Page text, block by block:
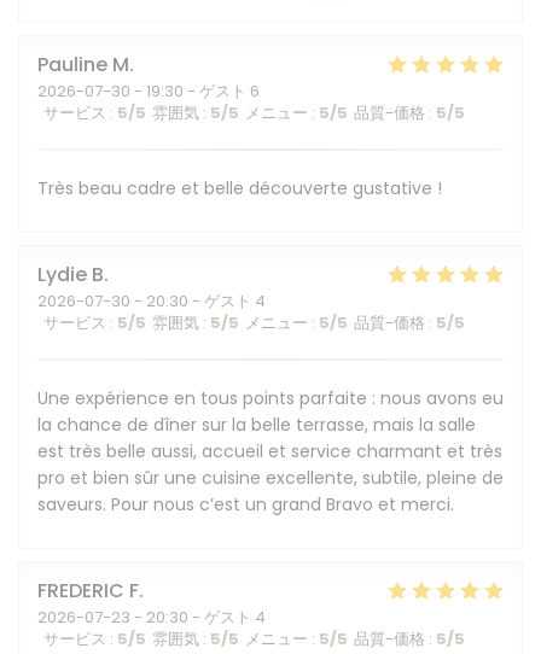
Pauline M
2026-07-30 - 19:30 - ゲスト 6
サービス : 5/5 雰囲気 : 5/5 メニュー : 5/5 品質-価格 : 5/5
Très beau cadre et belle découverte gustative !
Lydie B
2026-07-30 - 20:30 - ゲスト 4
サービス : 5/5 雰囲気 : 5/5 メニュー : 5/5 品質-価格 : 5/5
Une expérience en tous points parfaite : nous avons eu
la chance de dîner sur la belle terrasse, mais la salle
est très belle aussi, accueil et service charmant et très
pro et bien sûr une cuisine excellente, subtile, pleine de
saveurs. Pour nous c’est un grand Bravo et merci.
FREDERIC F
2026-07-23 - 20:30 - ゲスト 4
サービス : 5/5 雰囲気 : 5/5 メニュー : 5/5 品質-価格 : 5/5